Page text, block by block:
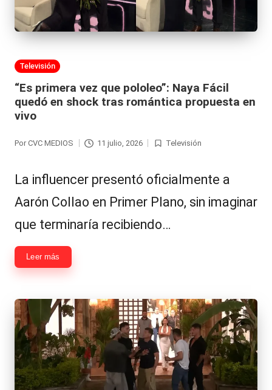
Publicada
Televisión
“Es primera vez que pololeo”: Naya Fácil
quedó en shock tras romántica propuesta en
vivo
Por CVC MEDIOS 11 julio, 2026
Publicada
Televisión
La influencer presentó oficialmente a
Aarón Collao en Primer Plano, sin imaginar
que terminaría recibiendo…
Leer más